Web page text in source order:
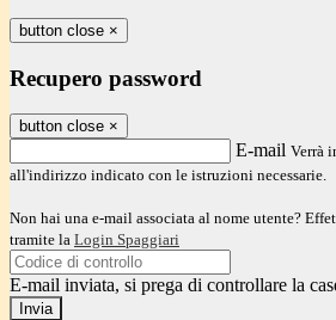
button close ×
Recupero password
button close ×
E-mail Verrà
all'indirizzo indicato con le istruzioni necessarie.
Non hai una e-mail associata al nome utente?
tramite la Login Spaggiari
E-mail inviata, si prega di controllare la